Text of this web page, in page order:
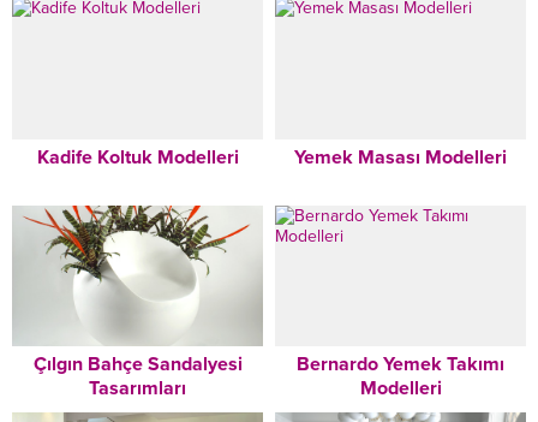
Kadife Koltuk Modelleri Yemek Masası Modelleri
Çılgın Bahçe Sandalyesi
Tasarımları
Bernardo Yemek Takımı
Modelleri